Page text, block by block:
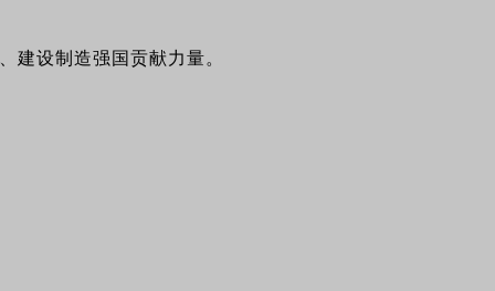
建设制造强国贡献力量。